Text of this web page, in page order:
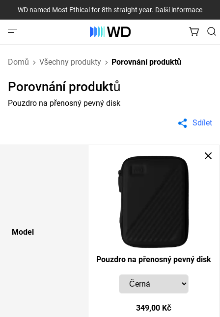
WD named Most Ethical for 8th straight year. Další informace
Domů Všechny produkty Porovnání produktů
Porovnání produktů
Pouzdro na přenosný pevný disk
Sdílet
Model
Pouzdro na přenosný pevný disk
349,00 Kč